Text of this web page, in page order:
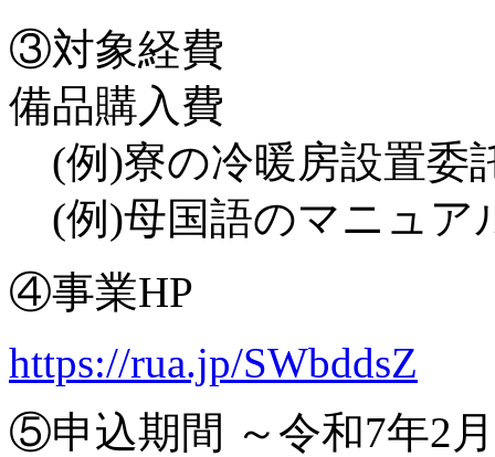
③対象経費
備品購入費
(例)寮の冷暖房設置委
(例)母国語のマニュア
④事業HP
https://rua.jp/SWbddsZ
⑤申込期間 ～令和7年2